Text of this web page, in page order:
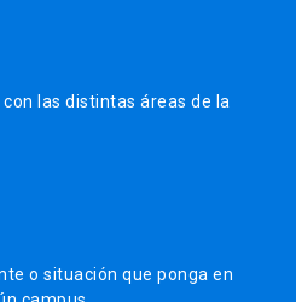
las distintas áreas de la
o situación que ponga en